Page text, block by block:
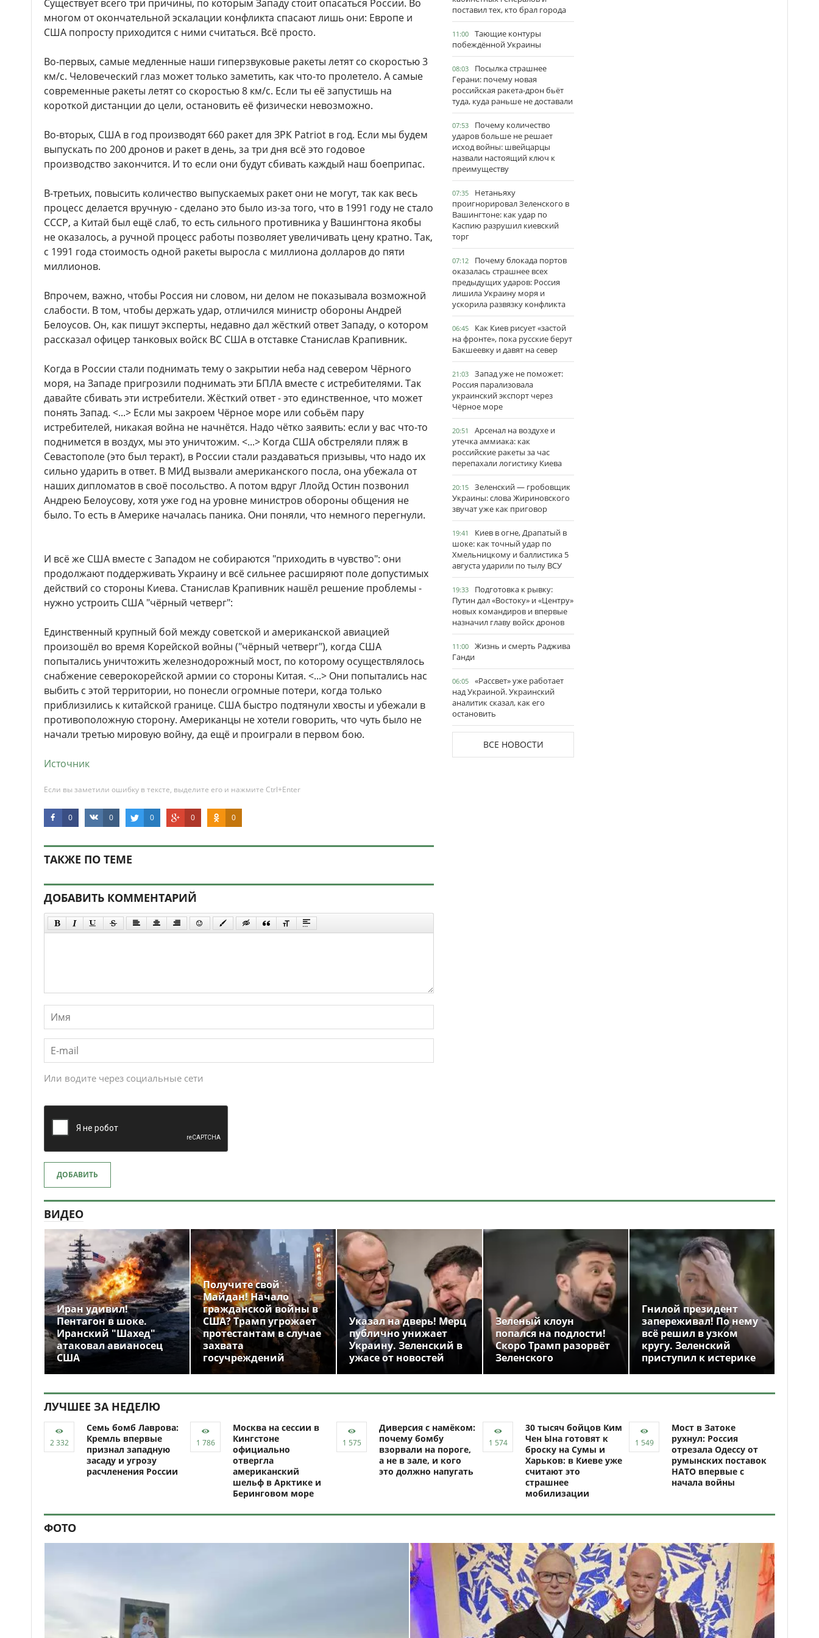
Существует всего три причины, по которым Западу стоит опасаться России. Во
многом от окончательной эскалации конфликта спасают лишь они: Европе и
США попросту приходится с ними считаться. Всё просто.
Во-первых, самые медленные наши гиперзвуковые ракеты летят со скоростью 3
км/с. Человеческий глаз может только заметить, как что-то пролетело. А самые
современные ракеты летят со скоростью 8 км/с. Если ты её запустишь на
короткой дистанции до цели, остановить её физически невозможно.
Во-вторых, США в год производят 660 ракет для ЗРК Patriot в год. Если мы будем
выпускать по 200 дронов и ракет в день, за три дня всё это годовое
производство закончится. И то если они будут сбивать каждый наш боеприпас.
В-третьих, повысить количество выпускаемых ракет они не могут, так как весь
процесс делается вручную - сделано это было из-за того, что в 1991 году не стало
СССР, а Китай был ещё слаб, то есть сильного противника у Вашингтона якобы
не оказалось, а ручной процесс работы позволяет увеличивать цену кратно. Так,
с 1991 года стоимость одной ракеты выросла с миллиона долларов до пяти
миллионов.
Впрочем, важно, чтобы Россия ни словом, ни делом не показывала возможной
слабости. В том, чтобы держать удар, отличился министр обороны Андрей
Белоусов. Он, как пишут эксперты, недавно дал жёсткий ответ Западу, о котором
рассказал офицер танковых войск ВС США в отставке Станислав Крапивник.
Когда в России стали поднимать тему о закрытии неба над севером Чёрного
моря, на Западе пригрозили поднимать эти БПЛА вместе с истребителями. Так
давайте сбивать эти истребители. Жёсткий ответ - это единственное, что может
понять Запад. <...> Если мы закроем Чёрное море или собьём пару
истребителей, никакая война не начнётся. Надо чётко заявить: если у вас что-то
поднимется в воздух, мы это уничтожим. <...> Когда США обстреляли пляж в
Севастополе (это был теракт), в России стали раздаваться призывы, что надо их
сильно ударить в ответ. В МИД вызвали американского посла, она убежала от
наших дипломатов в своё посольство. А потом вдруг Ллойд Остин позвонил
Андрею Белоусову, хотя уже год на уровне министров обороны общения не
было. То есть в Америке началась паника. Они поняли, что немного перегнули.
И всё же США вместе с Западом не собираются "приходить в чувство": они
продолжают поддерживать Украину и всё сильнее расширяют поле допустимых
действий со стороны Киева. Станислав Крапивник нашёл решение проблемы -
нужно устроить США "чёрный четверг":
Единственный крупный бой между советской и американской авиацией
произошёл во время Корейской войны ("чёрный четверг"), когда США
попытались уничтожить железнодорожный мост, по которому осуществлялось
снабжение северокорейской армии со стороны Китая. <...> Они попытались нас
выбить с этой территории, но понесли огромные потери, когда только
приблизились к китайской границе. США быстро подтянули хвосты и убежали в
противоположную сторону. Американцы не хотели говорить, что чуть было не
начали третью мировую войну, да ещё и проиграли в первом бою.
Источник
Если вы заметили ошибку в тексте, выделите его и нажмите Ctrl+Enter
0 0 0 0 0
ТАКЖЕ ПО ТЕМЕ
ДОБАВИТЬ КОММЕНТАРИЙ
Или водите через социальные сети
ДОБАВИТЬ
поставил тех, кто брал города
11:00
Тающие контуры
побеждённой Украины
08:03
Посылка страшнее
Герани: почему новая
российская ракета-дрон бьёт
туда, куда раньше не доставали
07:53
Почему количество
ударов больше не решает
исход войны: швейцарцы
назвали настоящий ключ к
преимуществу
07:35
Нетаньяху
проигнорировал Зеленского в
Вашингтоне: как удар по
Каспию разрушил киевский
торг
07:12
Почему блокада портов
оказалась страшнее всех
предыдущих ударов: Россия
лишила Украину моря и
ускорила развязку конфликта
06:45
Как Киев рисует «застой
на фронте», пока русские берут
Бакшеевку и давят на север
21:03
Запад уже не поможет:
Россия парализовала
украинский экспорт через
Чёрное море
20:51
Арсенал на воздухе и
утечка аммиака: как
российские ракеты за час
перепахали логистику Киева
20:15
Зеленский — гробовщик
Украины: слова Жириновского
звучат уже как приговор
19:41
Киев в огне, Драпатый в
шоке: как точный удар по
Хмельницкому и баллистика 5
августа ударили по тылу ВСУ
19:33
Подготовка к рывку:
Путин дал «Востоку» и «Центру»
новых командиров и впервые
назначил главу войск дронов
11:00
Жизнь и смерть Раджива
Ганди
06:05
«Рассвет» уже работает
над Украиной. Украинский
аналитик сказал, как его
остановить
ВСЕ НОВОСТИ
ВИДЕО
Иран удивил!
Пентагон в шоке.
Иранский "Шахед"
атаковал авианосец
США
Получите свой
Майдан! Начало
гражданской войны в
США? Трамп угрожает
протестантам в случае
захвата
госучреждений
Указал на дверь! Мерц
публично унижает
Украину. Зеленский в
ужасе от новостей
Зеленый клоун
попался на подлости!
Скоро Трамп разорвёт
Зеленского
Гнилой президент
запереживал! По нему
всё решил в узком
кругу. Зеленский
приступил к истерике
ЛУЧШЕЕ ЗА НЕДЕЛЮ
Семь бомб Лаврова:
Кремль впервые
признал западную
засаду и угрозу
расчленения России
Москва на сессии в
Кингстоне
официально
отвергла
американский
шельф в Арктике и
Беринговом море
Диверсия с намёком:
почему бомбу
взорвали на пороге,
а не в зале, и кого
это должно напугать
30 тысяч бойцов Ким
Чен Ына готовят к
броску на Сумы и
Харьков: в Киеве уже
считают это
страшнее
мобилизации
Мост в Затоке
рухнул: Россия
отрезала Одессу от
румынских поставок
НАТО впервые с
начала войны
ФОТО